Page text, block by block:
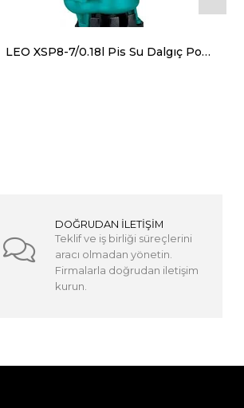
LEO XSP8-7/0.18l Pis Su Dalgıç Pompa 133 lt/dk 7mss
DOĞRUDAN İLETİŞİM
Teklif ve iş birliği süreçlerini
aracı olmadan yönetin.
Firmalarla doğrudan iletişim
kurun.